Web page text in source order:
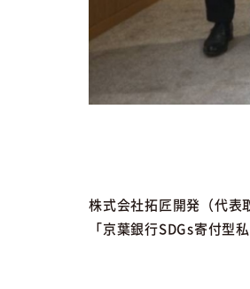
株式会社拓匠開発（代
「京葉銀行SDGs寄付